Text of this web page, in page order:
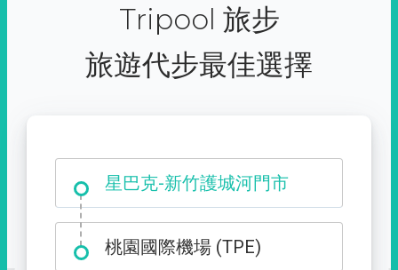
Tripool 旅步
旅遊代步最佳選擇
星巴克-新竹護城河門市
大霸尖山登山口
桃園國際機場 (TPE)